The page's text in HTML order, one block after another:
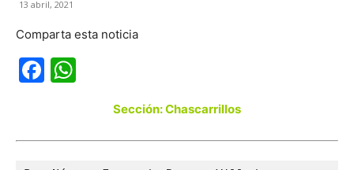
13 abril, 2021
Comparta esta noticia
Facebook
Sección: Chascarrillos